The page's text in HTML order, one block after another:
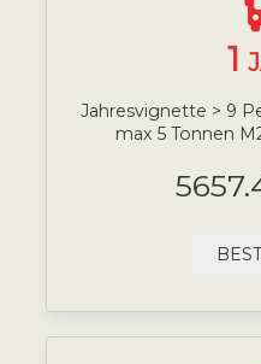
1
Jahresvignette > 9
max 5 Tonnen